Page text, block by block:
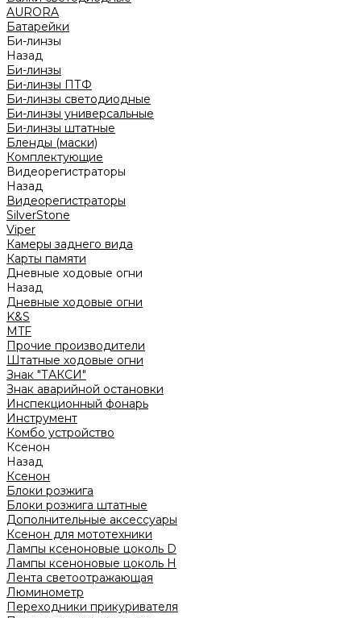
AURORA
Батарейки
Би-линзы
Назад
Би-линзы
Би-линзы ПТФ
Би-линзы светодиодные
Би-линзы универсальные
Би-линзы штатные
Бленды (маски)
Комплектующие
Видеорегистраторы
Назад
Видеорегистраторы
SilverStone
Viper
Камеры заднего вида
Карты памяти
Дневные ходовые огни
Назад
Дневные ходовые огни
K&S
MTF
Прочие производители
Штатные ходовые огни
Знак "ТАКСИ"
Знак аварийной остановки
Инспекционный фонарь
Инструмент
Комбо устройство
Ксенон
Назад
Ксенон
Блоки розжига
Блоки розжига штатные
Дополнительные аксессуары
Ксенон для мототехники
Лампы ксеноновые цоколь D
Лампы ксеноновые цоколь H
Лента светоотражающая
Люминометр
Переходники прикуривателя